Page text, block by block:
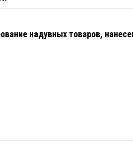
надувных товаров,